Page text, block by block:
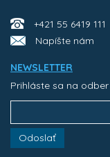
+421 55 6419 111
Napíšte nám
NEWSLETTER
Prihláste sa na
Odoslať